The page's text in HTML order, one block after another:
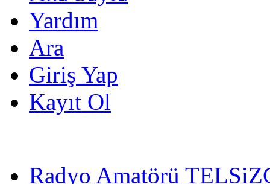
Yardım
Ara
Giriş Yap
Kayıt Ol
Radyo Amatörü